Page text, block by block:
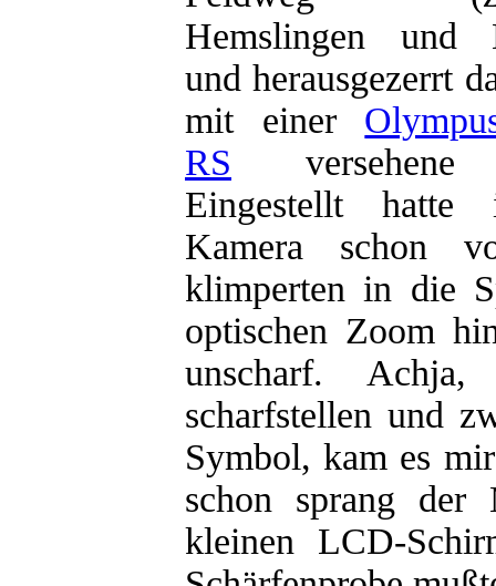
Hemslingen und
und herausgezerrt
mit einer
RS versehene
Eingestellt
Kamera schon
klimperten in die
optischen Zoom
unscharf.
scharfstellen und
Symbol, kam es
schon sprang
kleinen LCD-